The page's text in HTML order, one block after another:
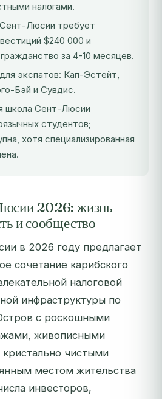
налогами.
Люсии требует
$240 000 и
за 4-10 месяцев.
экспатов: Кап-Эстейт,
Бэй и Сувдис.
школа Сент-Люсии
студентов;
хотя специализированная
2026: жизнь
и сообщество
в 2026 году предлагает
сочетание карибского
налоговой
инфраструктуры по
с роскошными
живописными
чистыми
местом жительства
инвесторов,